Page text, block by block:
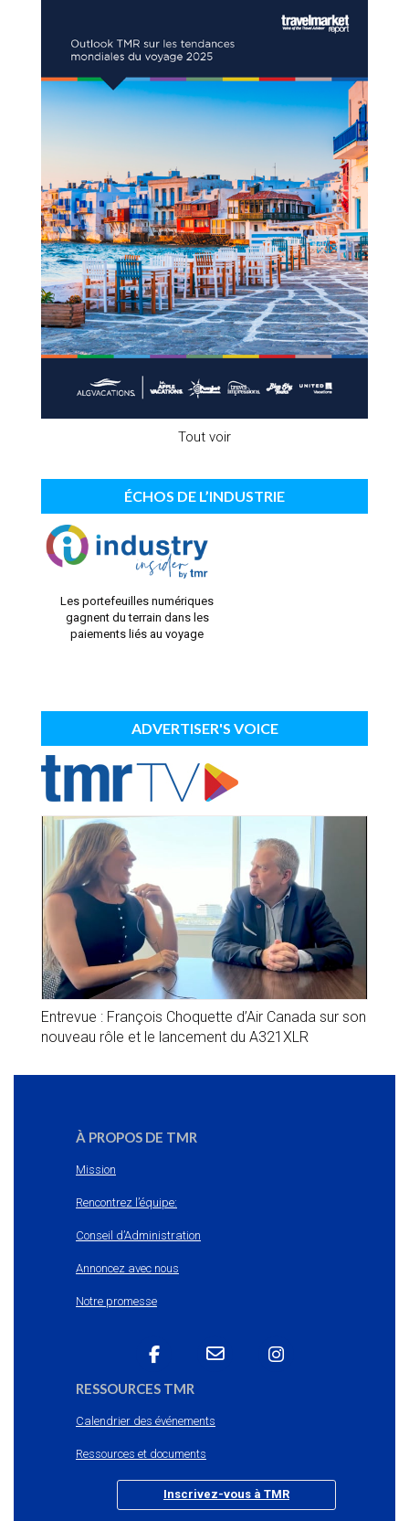
Tout voir
ÉCHOS DE L’INDUSTRIE
Les portefeuilles numériques
gagnent du terrain dans les
paiements liés au voyage
ADVERTISER'S VOICE
Entrevue : François Choquette d’Air Canada sur son
nouveau rôle et le lancement du A321XLR
À PROPOS DE TMR
Mission
Rencontrez l’équipe:
Conseil d’Administration
Annoncez avec nous
Notre promesse
RESSOURCES TMR
Calendrier des événements
Ressources et documents
Inscrivez-vous à TMR